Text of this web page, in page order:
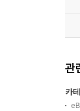
관
카